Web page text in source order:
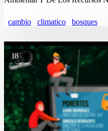
cambio climatico bosques
18